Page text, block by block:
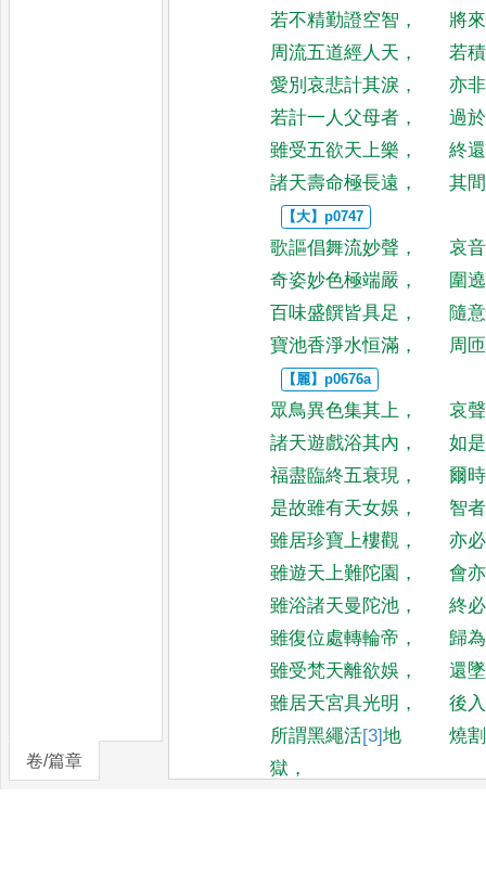
卷/篇章
若不精勤證空智 ，
將
周流五道經人天 ，
若
愛別哀悲計其淚 ，
亦
若計一人父母者 ，
過
雖受五欲天上樂 ，
終
諸天壽命極長遠 ， 其
歌謳倡舞流妙聲 ，
哀
奇姿妙色極端嚴 ，
圍
百味盛饌皆具足 ，
隨
寶池香淨水恒滿 ， 周
眾鳥異色集其上 ，
哀
諸天遊戲浴其內 ，
如
福盡臨終五衰現 ，
爾時
是故雖有天女娛 ，
智
雖居珍寶上樓觀 ，
亦
雖遊天上難陀園 ，
會
雖浴諸天曼陀池 ，
終
雖復位處轉輪帝 ，
歸
雖受梵天離欲娛 ，
還
雖居天宮具光明 ，
後
所謂黑繩活[3]地
獄 ，
燒